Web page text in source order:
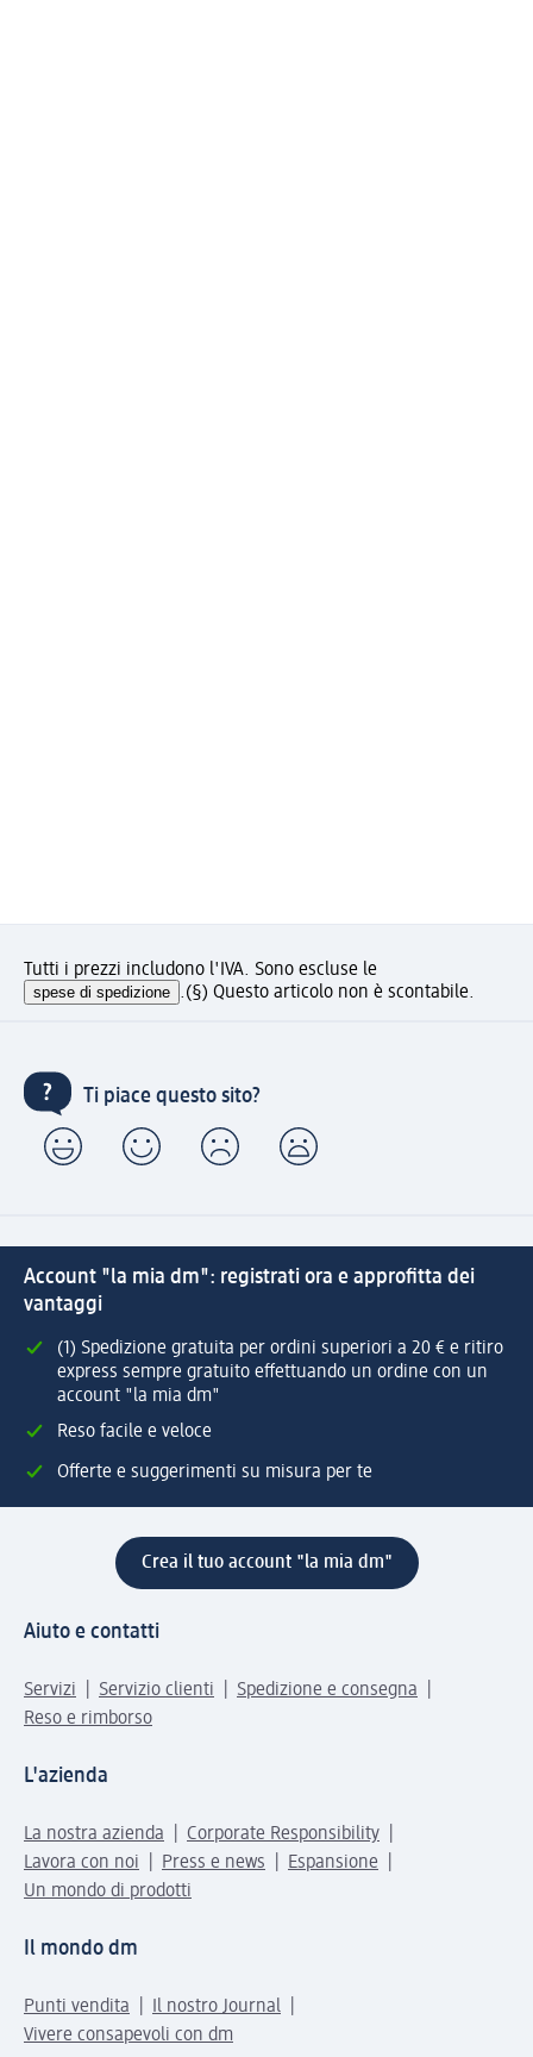
Tutti i prezzi includono l'IVA. Sono escluse le
spese di spedizione .(§) Questo articolo non è scontabile.
Ti piace questo sito?
Account "la mia dm": registrati ora e approfitta dei
vantaggi
(1) Spedizione gratuita per ordini superiori a 20 € e ritiro
express sempre gratuito effettuando un ordine con un
account "la mia dm"
Reso facile e veloce
Offerte e suggerimenti su misura per te
Crea il tuo account "la mia dm"
Aiuto e contatti
Servizi Servizio clienti
Spedizione e consegna
Reso e rimborso
L'azienda
La nostra azienda
Corporate Responsibility
Lavora con noi
Press e news
Espansione
Un mondo di prodotti
Il mondo dm
Punti vendita
Il nostro Journal
Vivere consapevoli con dm